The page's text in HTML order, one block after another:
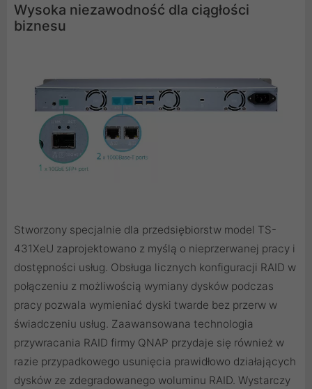
Wysoka niezawodność dla ciągłości
biznesu
Stworzony specjalnie dla przedsiębiorstw model TS-
431XeU zaprojektowano z myślą o nieprzerwanej pracy i
dostępności usług. Obsługa licznych konfiguracji RAID w
połączeniu z możliwością wymiany dysków podczas
pracy pozwala wymieniać dyski twarde bez przerw w
świadczeniu usług. Zaawansowana technologia
przywracania RAID firmy QNAP przydaje się również w
razie przypadkowego usunięcia prawidłowo działających
dysków ze zdegradowanego woluminu RAID. Wystarczy